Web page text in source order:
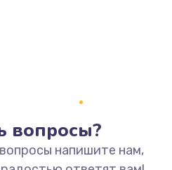
вопросы?
напишите нам,